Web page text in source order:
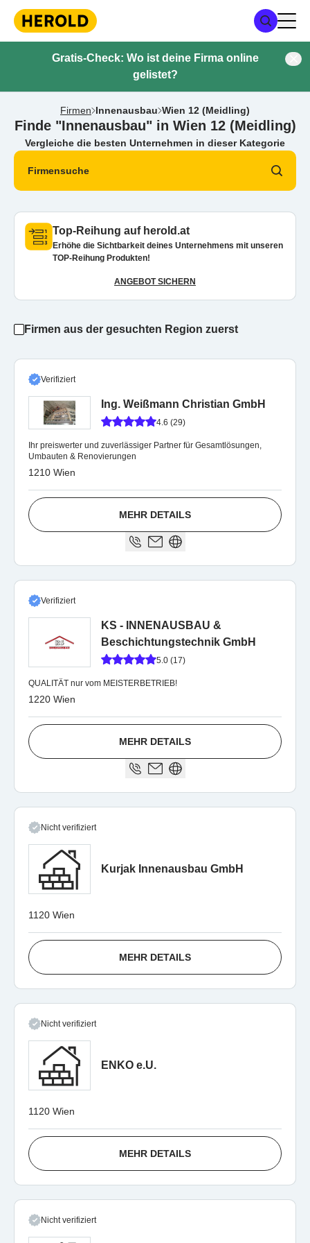
Gratis-Check: Wo ist deine Firma online
gelistet?
Firmen Innenausbau Wien 12 (Meidling)
Finde "Innenausbau" in Wien 12 (Meidling)
Vergleiche die besten Unternehmen in dieser Kategorie
Firmensuche
Top-Reihung auf herold.at
Erhöhe die Sichtbarkeit deines Unternehmens mit unseren
TOP-Reihung Produkten!
ANGEBOT SICHERN
Firmen aus der gesuchten Region zuerst
Verifiziert
Ing. Weißmann Christian GmbH
4.6 (29)
Ihr preiswerter und zuverlässiger Partner für Gesamtlösungen,
Umbauten & Renovierungen
1210 Wien
MEHR DETAILS
Verifiziert
KS - INNENAUSBAU &
Beschichtungstechnik GmbH
5.0 (17)
QUALITÄT nur vom MEISTERBETRIEB!
1220 Wien
MEHR DETAILS
Nicht verifiziert
Kurjak Innenausbau GmbH
1120 Wien
MEHR DETAILS
Nicht verifiziert
ENKO e.U.
1120 Wien
MEHR DETAILS
Nicht verifiziert